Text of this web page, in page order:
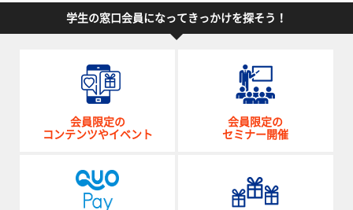
学生の窓口会員になってきっかけを探そう！
会員限定の
コンテンツやイベント
会員限定の
セミナー開催